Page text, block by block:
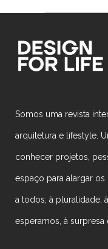
Somos uma revista
arquitetura e lifestyle.
conhecer projetos,
espaço para alargar os
a todos, à pluralidade,
esperamos, à surpresa